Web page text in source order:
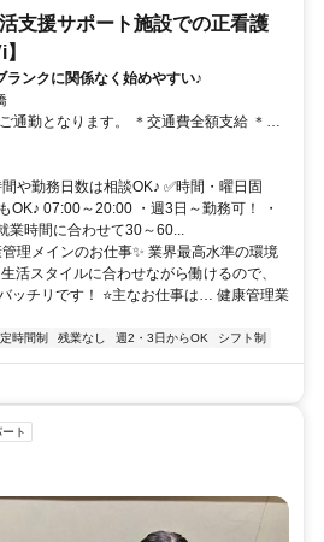
支援サポート施設での正看護
ンクに関係なく始めやすい♪
リン代支給） ＊自転車通勤OK
や勤務日数は相談OK♪ ✅時間・曜日固
OK♪ 07:00～20:00 ・週3日～勤務可！ ・
業時間に合わせて30～60...
理メインのお仕事✨ 業界最高水準の環境
活スタイルに合わせながら働けるので、
ッチリです！ ⭐主なお仕事は… 健康管理業
時間制 残業なし 週2・3日からOK シフト制
ト